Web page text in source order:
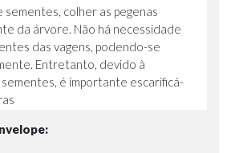
sementes, colher as pegenas
da árvore. Não há necessidade
das vagens, podendo-se
Entretanto, devido à
é importante escarificá-